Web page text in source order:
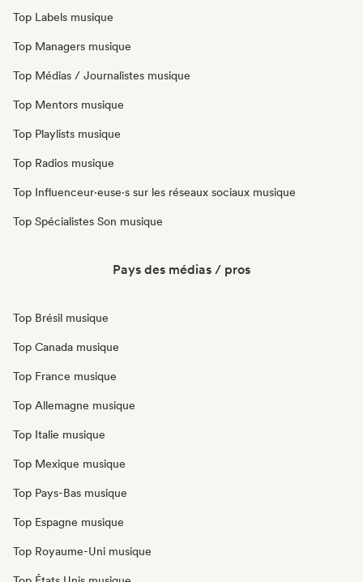
Top Labels musique
Top Managers musique
Top Médias / Journalistes musique
Top Mentors musique
Top Playlists musique
Top Radios musique
Top Influenceur·euse·s sur les réseaux sociaux musique
Top Spécialistes Son musique
Pays des médias / pros
Top Brésil musique
Top Canada musique
Top France musique
Top Allemagne musique
Top Italie musique
Top Mexique musique
Top Pays-Bas musique
Top Espagne musique
Top Royaume-Uni musique